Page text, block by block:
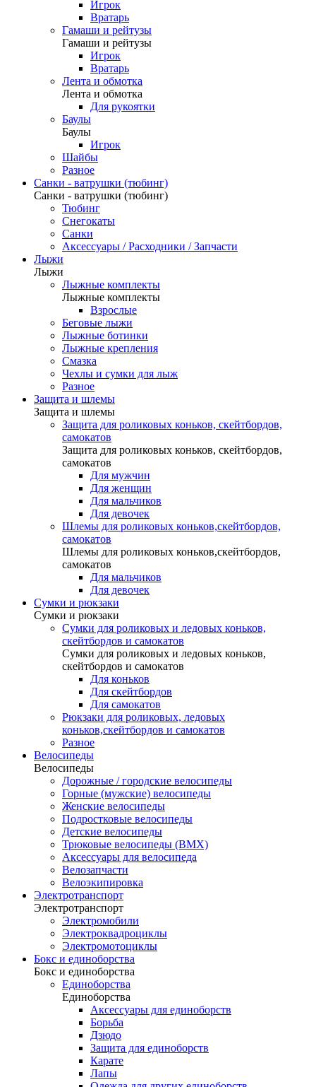
Игрок
Вратарь
Гамаши и рейтузы
Гамаши и рейтузы
Игрок
Вратарь
Лента и обмотка
Лента и обмотка
Для рукоятки
Баулы
Баулы
Игрок
Шайбы
Разное
Санки - ватрушки (тюбинг)
Санки - ватрушки (тюбинг)
Тюбинг
Снегокаты
Санки
Аксессуары / Расходники / Запчасти
Лыжи
Лыжи
Лыжные комплекты
Лыжные комплекты
Взрослые
Беговые лыжи
Лыжные ботинки
Лыжные крепления
Смазка
Чехлы и сумки для лыж
Разное
Защита и шлемы
Защита и шлемы
Защита для роликовых коньков, скейтбордов,
самокатов
Защита для роликовых коньков, скейтбордов,
самокатов
Для мужчин
Для женщин
Для мальчиков
Для девочек
Шлемы для роликовых коньков,скейтбордов,
самокатов
Шлемы для роликовых коньков,скейтбордов,
самокатов
Для мальчиков
Для девочек
Сумки и рюкзаки
Сумки и рюкзаки
Сумки для роликовых и ледовых коньков,
скейтбордов и самокатов
Сумки для роликовых и ледовых коньков,
скейтбордов и самокатов
Для коньков
Для скейтбордов
Для самокатов
Рюкзаки для роликовых, ледовых
коньков,скейтбордов и самокатов
Разное
Велосипеды
Велосипеды
Дорожные / городские велосипеды
Горные (мужские) велосипеды
Женские велосипеды
Подростковые велосипеды
Детские велосипеды
Трюковые велосипеды (BMX)
Аксессуары для велосипеда
Велозапчасти
Велоэкипировка
Электротранспорт
Электротранспорт
Электромобили
Электроквадроциклы
Электромотоциклы
Бокс и единоборства
Бокс и единоборства
Единоборства
Единоборства
Аксессуары для единоборств
Борьба
Дзюдо
Защита для единоборств
Карате
Лапы